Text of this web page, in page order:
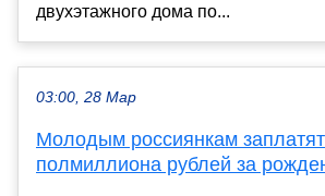
двухэтажного дома по...
03:00, 28 Мар
Молодым россиянкам заплатят
полмиллиона рублей за